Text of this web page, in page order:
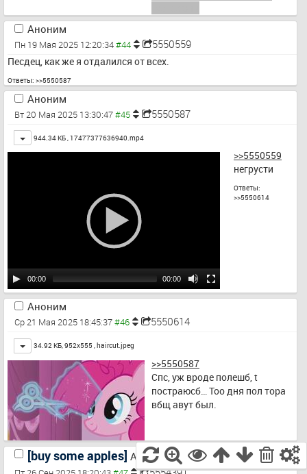
Аноним
Пн 19 Мая 2025 12:20:34 5550559
Песдец, как же я отдалился от всех.
Ответы: >>5550587
Аноним
Вт 20 Мая 2025 13:30:47 5550587
Toggle
944.34 КБ , 17477377636940.mp4
00:00 00:00
>>5550559
негрусти
Ответы:
>>5550614
Аноним
Ср 21 Мая 2025 18:45:37 5550614
Toggle
34.92 КБ, 952x555 ,haircut.jpeg
>>5550587
Cпс, уж вроде полешб, t
постраюсб… Тоо дня пол тора
вбщ авут был.
[buy some apples] Аноним